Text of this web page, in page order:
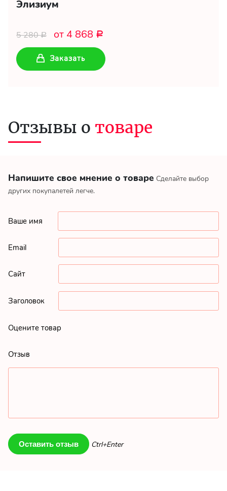
Элизиум
5 280Р от 4 868 Р
Заказать
Напишите свое мнение о товаре Сделайте выбор
других покупалетей легче.
Ваше имя
Email
Сайт
Заголовок
Оцените товар
Отзыв
Ctrl+Enter
Отзывы о товаре